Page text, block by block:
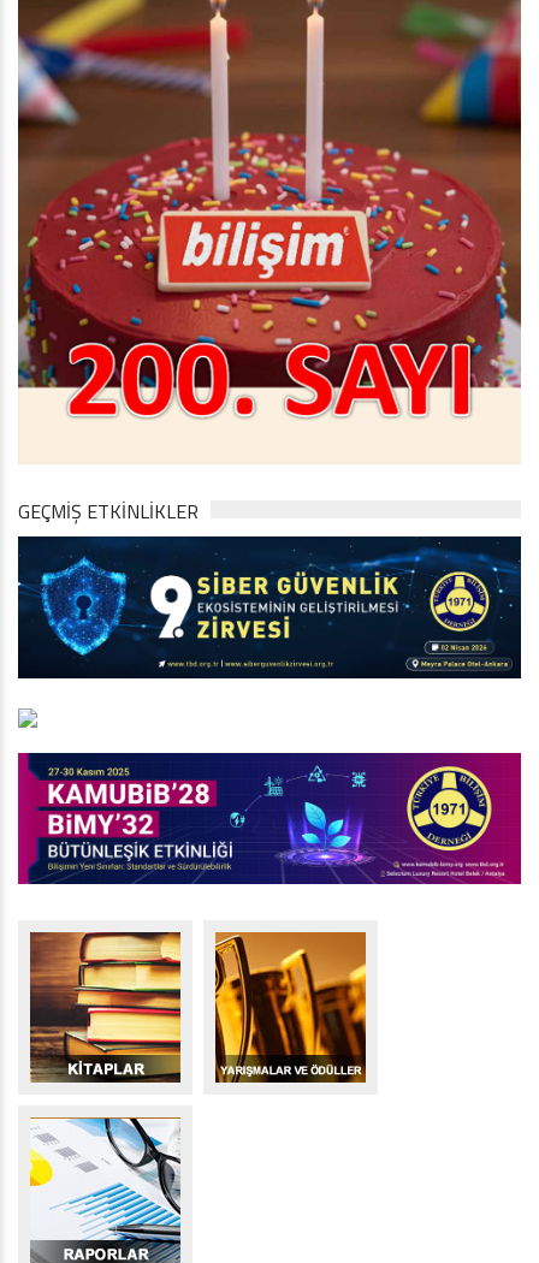
GEÇMİŞ ETKİNLİKLER